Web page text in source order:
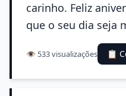
carinho. Feliz
que o seu dia seja
👁️ 533 visualizações 📋